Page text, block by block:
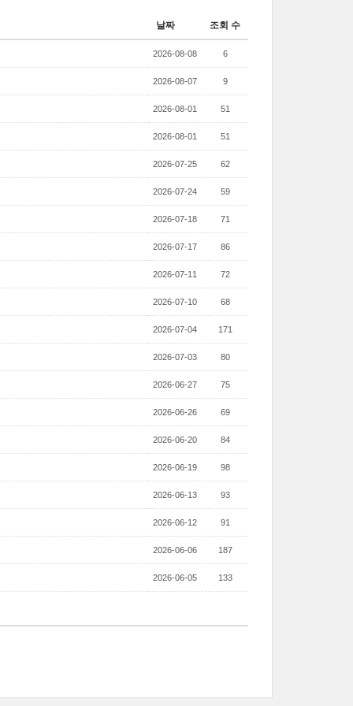
날짜 조회 수
2026-08-08 6
2026-08-07 9
2026-08-01 51
2026-08-01 51
2026-07-25 62
2026-07-24 59
2026-07-18 71
2026-07-17 86
2026-07-11 72
2026-07-10 68
2026-07-04 171
2026-07-03 80
2026-06-27 75
2026-06-26 69
2026-06-20 84
2026-06-19 98
2026-06-13 93
2026-06-12 91
2026-06-06 187
2026-06-05 133